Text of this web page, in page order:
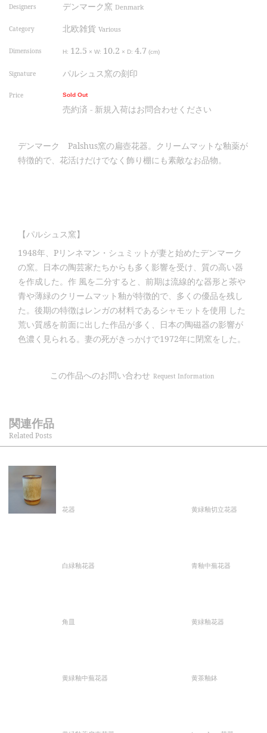
Designers デンマーク窯 Denmark
Category 北欧雑貨 Various
Dimensions H: 12.5 × W: 10.2 × D: 4.7 (cm)
Signature パルシュス窯の刻印
Price Sold Out
売約済 - 新規入荷はお問合わせください
デンマーク Palshus窯の扁壺花器。クリームマットな釉薬が
特徴的で、花活けだけでなく飾り棚にも素敵なお品物。
【パルシュス窯】
1948年、Pリンネマン・シュミットが妻と始めたデンマーク
の窯。日本の陶芸家たちからも多く影響を受け、質の高い器
を作成した。作 風を二分すると、前期は流線的な器形と茶や
青や薄緑のクリームマット釉が特徴的で、多くの優品を残し
た。後期の特徴はレンガの材料であるシャモットを使用 した
荒い質感を前面に出した作品が多く、日本の陶磁器の影響が
色濃く見られる。妻の死がきっかけで1972年に閉窯をした。
この作品へのお問い合わせ Request Information
関連作品
Related Posts
花器 黄緑釉切立花器
白緑釉花器 青釉中蕪花器
角皿 黄緑釉花器
黄緑釉中蕪花器 黄茶釉鉢